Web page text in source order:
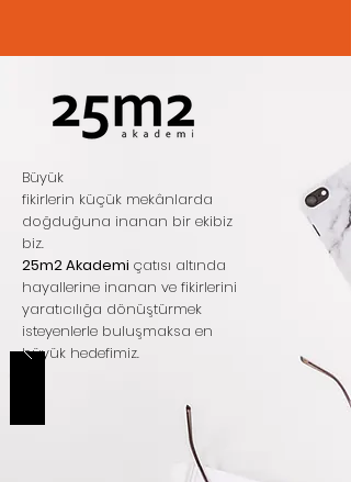
Büyük
fikirlerin küçük mekânlarda
doğduğuna inanan bir ekibiz
biz.
25m2 Akademi çatısı altında
hayallerine inanan ve fikirlerini
yaratıcılığa dönüştürmek
isteyenlerle buluşmaksa en
büyük hedefimiz.